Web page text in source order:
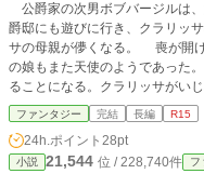
公爵家の次男ボブバージルは
爵邸にも遊びに行き、クラリッ
サの母親が儚くなる。 喪が開けた時、伯爵が迎えた後妻はとても美しく、そ
の娘もまた天使のようであった。 それからのボブバージルは、悪夢に襲われ
ることになる。クラリッサがい
かれる。 さらには、ボブバージルの兄が殺さ
のか？ボブバージルは誰にも相談でき
ルはクラリッサを救うことはできるのか？そ
続編更新中。
ファンタジー 完結 長編 R15
24h.ポイント 28pt
小説 21,544 位 / 228,740件 フ